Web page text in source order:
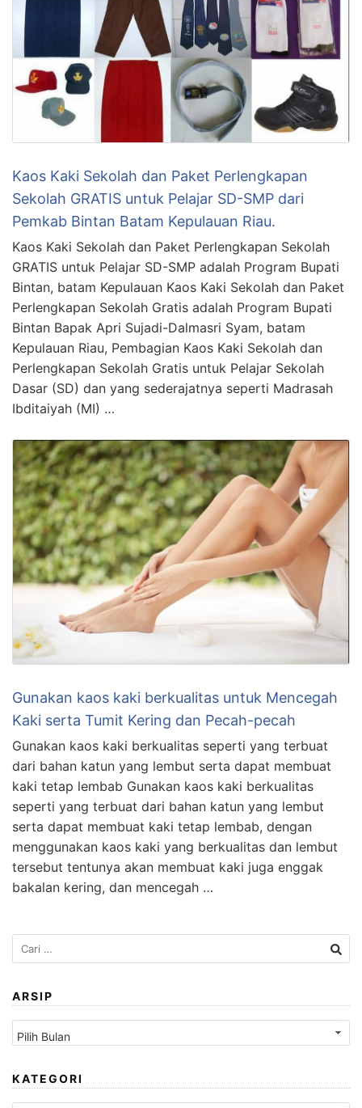
Kaos Kaki Sekolah dan Paket Perlengkapan
Sekolah GRATIS untuk Pelajar SD-SMP dari
Pemkab Bintan Batam Kepulauan Riau.
Kaos Kaki Sekolah dan Paket Perlengkapan Sekolah
GRATIS untuk Pelajar SD-SMP adalah Program Bupati
Bintan, batam Kepulauan Kaos Kaki Sekolah dan Paket
Perlengkapan Sekolah Gratis adalah Program Bupati
Bintan Bapak Apri Sujadi-Dalmasri Syam, batam
Kepulauan Riau, Pembagian Kaos Kaki Sekolah dan
Perlengkapan Sekolah Gratis untuk Pelajar Sekolah
Dasar (SD) dan yang sederajatnya seperti Madrasah
Ibditaiyah (MI) …
Gunakan kaos kaki berkualitas untuk Mencegah
Kaki serta Tumit Kering dan Pecah-pecah
Gunakan kaos kaki berkualitas seperti yang terbuat
dari bahan katun yang lembut serta dapat membuat
kaki tetap lembab Gunakan kaos kaki berkualitas
seperti yang terbuat dari bahan katun yang lembut
serta dapat membuat kaki tetap lembab, dengan
menggunakan kaos kaki yang berkualitas dan lembut
tersebut tentunya akan membuat kaki juga enggak
bakalan kering, dan mencegah …
Cari
untuk:
ARSIP
Arsip
KATEGORI
Kategori